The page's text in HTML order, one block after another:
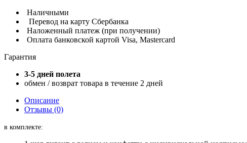
Наличными
Перевод на карту Сбербанка
Наложенный платеж (при получении)
Оплата банковской картой Visa, Mastercard
Гарантия
3-5 дней полета
обмен / возврат товара в течение 2 дней
Описание
Отзывы (0)
в комплекте: